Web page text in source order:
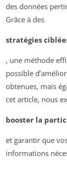
des données
Grâce à des
stratégies
, une méthode
possible
obtenues, mais
cet article, nous
booster la
et garantir que
informations